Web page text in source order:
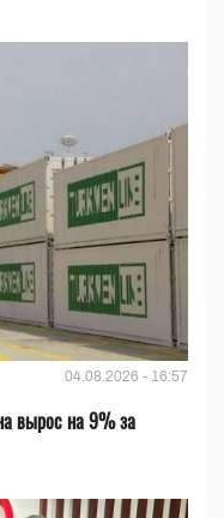
04.08.2026 - 16:57
вырос на 9% за